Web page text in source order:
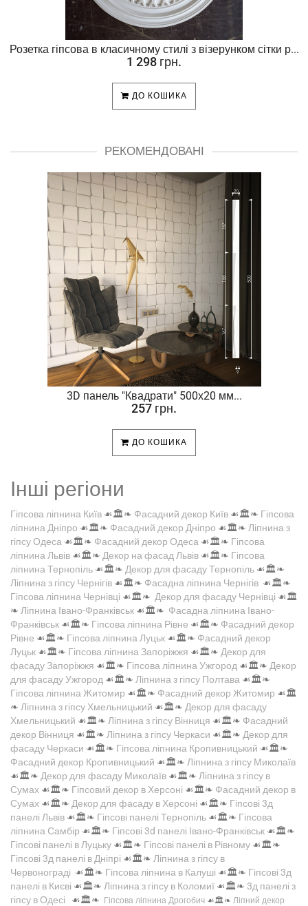
Розетка гіпсова в класичному стилі з візерунком сітки р...
1 298 грн.
ДО КОШИКА
РЕКОМЕНДОВАНІ
3D панель "Квадрати" 500х20 мм...
257 грн.
ДО КОШИКА
Інші регіони
Гіпсова ліпнина Київ ☙🏛️❧ Фасадний декор Київ ☙🏛️❧ Гіпсова
ліпнина Дніпро ☙🏛️❧ Фасадний декор Дніпро ☙🏛️❧ Ліпнина з
гіпсу Одеса ☙🏛️❧ Фасадний декор Одеса ☙🏛️❧ Гіпсова
ліпнина Львів ☙🏛️❧ Декор на фасад Львів ☙🏛️❧ Гіпсова
ліпнина Тернопіль ☙🏛️❧ Декор для фасаду Тернопіль ☙🏛️❧
Ліпнина з гіпсу Чернігів ☙🏛️❧ Фасадна ліпнина Чернігів ☙🏛️❧
Гіпсова ліпнина Чернівці ☙🏛️❧ Декор для фасаду Чернівці ☙🏛️
❧ Ліпнина Івано-Франківськ ☙🏛️❧ Фасадна ліпнина Івано-
Франківськ ☙🏛️❧ Гіпсова ліпнина Рівне ☙🏛️❧ Фасадний декор
Рівне ☙🏛️❧ Гіпсова ліпнина Луцьк ☙🏛️❧ Фасадний декор
Луцьк ☙🏛️❧ Гіпсова ліпнина Запоріжжя ☙🏛️❧ Декор для
фасаду Запоріжжя ☙🏛️❧ Гіпсова ліпнина Ужгород ☙🏛️❧ Декор
для фасаду Ужгород ☙🏛️❧ Ліпнина з гіпсу Полтава ☙🏛️❧
Гіпсова ліпнина Житомир ☙🏛️❧ Фасадний декор Житомир ☙🏛️
❧ Ліпнина з гіпсу Хмельницький ☙🏛️❧ Декор для фасаду
Хмельницький ☙🏛️❧ Ліпнина з гіпсу Вінниця ☙🏛️❧ Фасадний
декор Вінниця ☙🏛️❧ Ліпнина з гіпсу Черкаси ☙🏛️❧ Декор для
фасаду Черкаси ☙🏛️❧ Гіпсова ліпнина Кропивницький ☙🏛️❧
Фасадний декор Кропивницький ☙🏛️❧ Ліпнина з гіпсу Миколаїв
☙🏛️❧ Декор для фасаду Миколаїв ☙🏛️❧ Ліпнина з гіпсу в
Сумах ☙🏛️❧ Гіпсовий декор в Херсоні ☙🏛️❧ Фасадний декор в
Сумах ☙🏛️❧ Декор для фасаду в Херсоні ☙🏛️❧ Гіпсові 3д
панелі Львів ☙🏛️❧ Гіпсові панелі Тернопіль ☙🏛️❧ Гіпсова
ліпнина Самбір ☙🏛️❧ Гіпсові 3d панелі Івано-Франківськ ☙🏛️❧
Гіпсові панелі в Луцьку ☙🏛️❧ Гіпсові панелі в Рівному ☙🏛️❧
Гіпсові 3д панелі в Дніпрі ☙🏛️❧ Ліпнина з гіпсу в
Червонограді ☙🏛️❧ Гіпсова ліпнина в Калуші ☙🏛️❧ Гіпсові 3д
панелі в Києві ☙🏛️❧ Ліпнина з гіпсу в Коломиї ☙🏛️❧ 3д панелі з
гіпсу в Одесі ☙🏛️❧ Гіпсова ліпнина Дрогобич ☙🏛️❧ Ліпний декор